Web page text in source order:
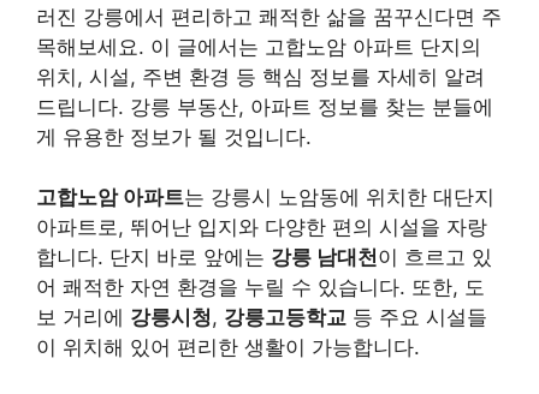
러진 강릉에서 편리하고 쾌적한 삶을 꿈꾸신다면 주
목해보세요. 이 글에서는 고합노암 아파트 단지의
위치, 시설, 주변 환경 등 핵심 정보를 자세히 알려
드립니다. 강릉 부동산, 아파트 정보를 찾는 분들에
게 유용한 정보가 될 것입니다.
고합노암 아파트는 강릉시 노암동에 위치한 대단지
아파트로, 뛰어난 입지와 다양한 편의 시설을 자랑
합니다. 단지 바로 앞에는 강릉 남대천이 흐르고 있
어 쾌적한 자연 환경을 누릴 수 있습니다. 또한, 도
보 거리에 강릉시청, 강릉고등학교 등 주요 시설들
이 위치해 있어 편리한 생활이 가능합니다.